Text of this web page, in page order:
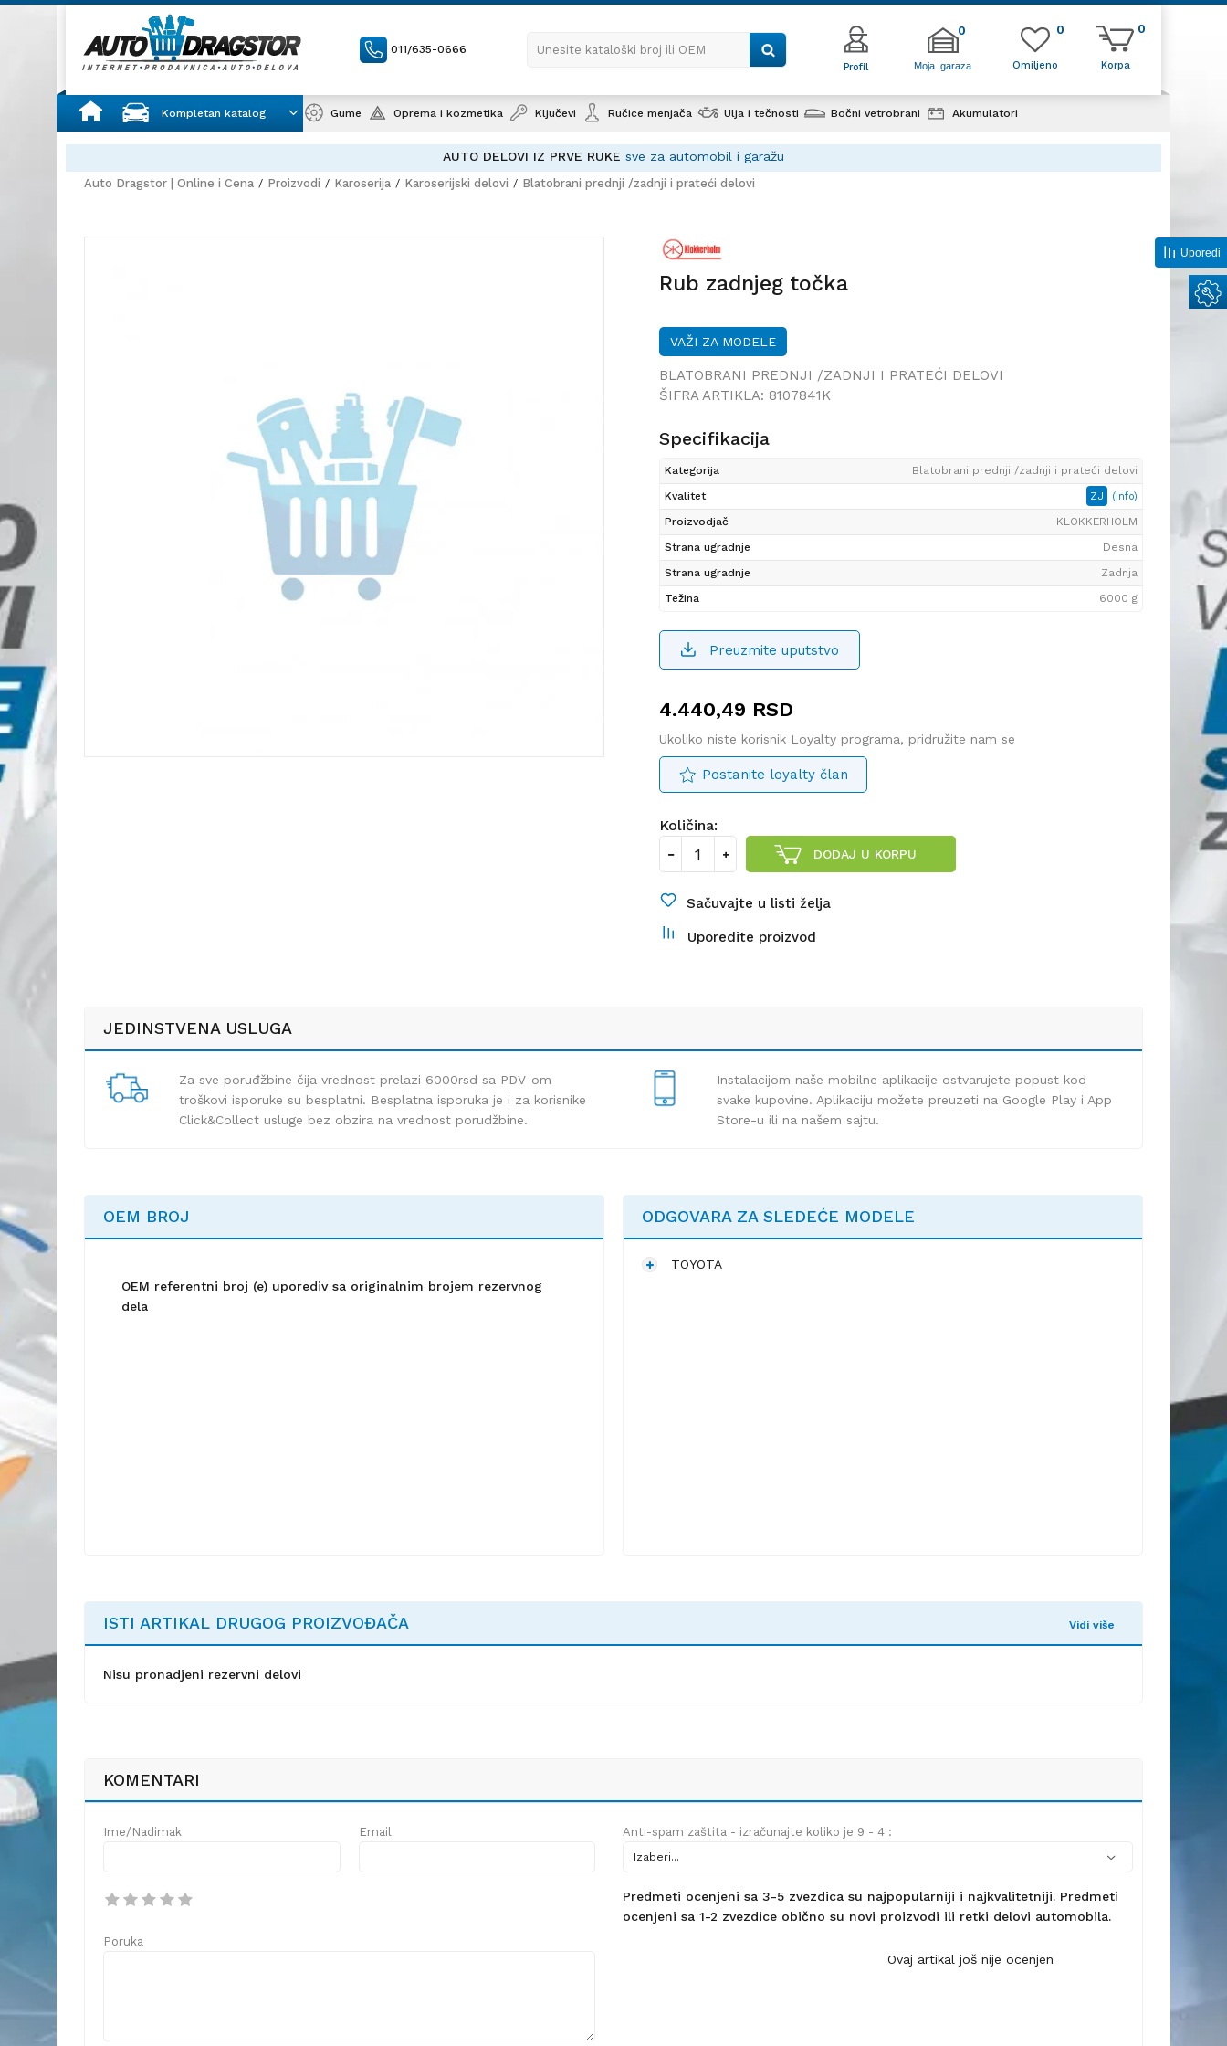
011/635-0666 Unesite kataloški broj ili OEM
Profil Moja garaza
0
Korpa
0
Omiljeno
0
Kompletan katalog Gume Oprema i kozmetika Ključevi Ručice menjača Ulja i tečnosti Bočni vetrobrani Akumulatori
AUTO DELOVI IZ PRVE RUKE sve za automobil i garažu
Auto Dragstor | Online i Cena Proizvodi Karoserija Karoserijski delovi Blatobrani prednji /zadnji i prateći delovi
Rub zadnjeg točka
VAŽI ZA MODELE
BLATOBRANI PREDNJI /ZADNJI I PRATEĆI DELOVI
ŠIFRA ARTIKLA: 8107841K
Specifikacija
Kategorija
Blatobrani prednji /zadnji i prateći delovi
Kvalitet
ZJ (Info)
Proizvodjač
KLOKKERHOLM
Strana ugradnje
Desna
Strana ugradnje
Zadnja
Težina
6000 g
Preuzmite uputstvo
4.440,49 RSD
Ukoliko niste korisnik Loyalty programa, pridružite nam se
Postanite loyalty član
Količina:
DODAJ U KORPU
Sačuvajte u listi želja
Uporedite proizvod
JEDINSTVENA USLUGA
Za sve poruđžbine čija vrednost prelazi 6000rsd sa PDV-om
troškovi isporuke su besplatni. Besplatna isporuka je i za korisnike
Click&Collect usluge bez obzira na vrednost porudžbine.
Instalacijom naše mobilne aplikacije ostvarujete popust kod
svake kupovine. Aplikaciju možete preuzeti na Google Play i App
Store-u ili na našem sajtu.
OEM BROJ
OEM referentni broj (e) uporediv sa originalnim brojem rezervnog
dela
ODGOVARA ZA SLEDEĆE MODELE
TOYOTA
ISTI ARTIKAL DRUGOG PROIZVOĐAČA Vidi više
Nisu pronadjeni rezervni delovi
KOMENTARI
Ime/Nadimak Email
Poruka
Anti-spam zaštita - izračunajte koliko je 9 - 4 :
Predmeti ocenjeni sa 3-5 zvezdica su najpopularniji i najkvalitetniji. Predmeti
ocenjeni sa 1-2 zvezdice obično su novi proizvodi ili retki delovi automobila.
Ovaj artikal još nije ocenjen
Uporedi